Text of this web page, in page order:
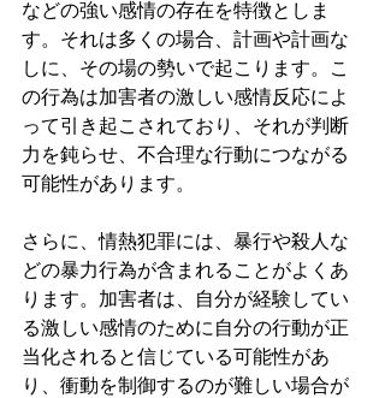
などの強い感情の存在を特徴としま
す。それは多くの場合、計画や計画な
しに、その場の勢いで起こります。こ
の行為は加害者の激しい感情反応によ
って引き起こされており、それが判断
力を鈍らせ、不合理な行動につながる
可能性があります。
さらに、情熱犯罪には、暴行や殺人な
どの暴力行為が含まれることがよくあ
ります。加害者は、自分が経験してい
る激しい感情のために自分の行動が正
当化されると信じている可能性があ
り、衝動を制御するのが難しい場合が